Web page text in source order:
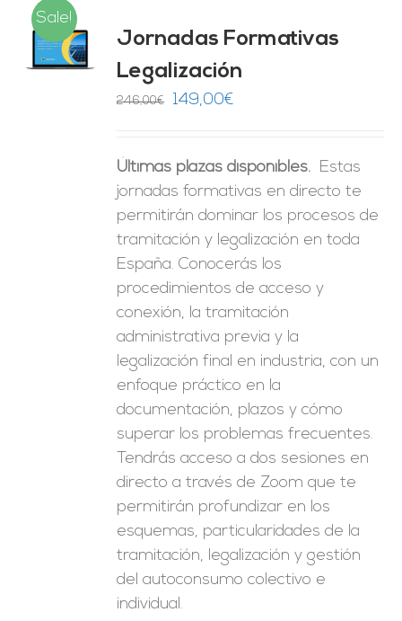
Sale!
Jornadas Formativas
Legalización
246,00€
El
era:
246,00€.
149,00€
es:
149,00€.
Últimas plazas disponibles. Estas
jornadas formativas en directo te
permitirán dominar los procesos de
tramitación y legalización en toda
España. Conocerás los
procedimientos de acceso y
conexión, la tramitación
administrativa previa y la
legalización final en industria, con un
enfoque práctico en la
documentación, plazos y cómo
superar los problemas frecuentes.
Tendrás acceso a dos sesiones en
directo a través de Zoom que te
permitirán profundizar en los
esquemas, particularidades de la
tramitación, legalización y gestión
del autoconsumo colectivo e
individual.